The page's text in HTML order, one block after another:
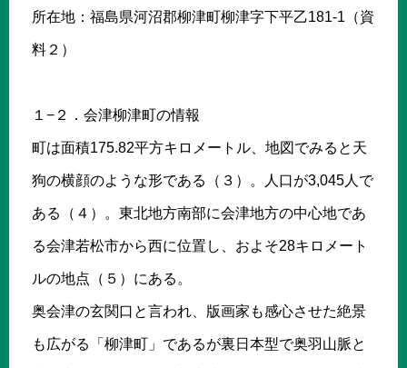
所在地：福島県河沼郡柳津町柳津字下平乙181-1（資
料２）
１−２．会津柳津町の情報
町は面積175.82平方キロメートル、地図でみると天
狗の横顔のような形である（３）。人口が3,045人で
ある（４）。東北地方南部に会津地方の中心地であ
る会津若松市から西に位置し、およそ28キロメート
ルの地点（５）にある。
奥会津の玄関口と言われ、版画家も感心させた絶景
も広がる「柳津町」であるが裏日本型で奥羽山脈と